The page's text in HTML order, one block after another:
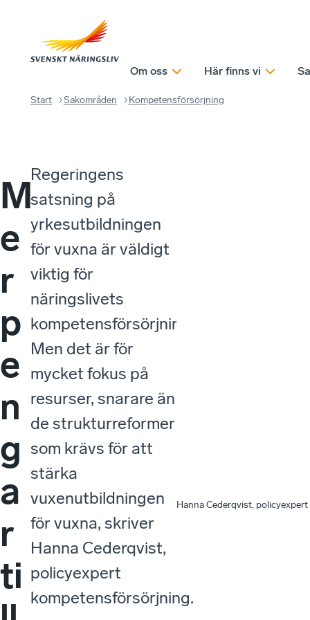
Om oss Här finns vi
Start Sakområden Kompetensförsörjning
M
e
r
p
e
n
g
a
r
ti
Regeringens
satsning på
yrkesutbildningen
för vuxna är väldigt
viktig för
näringslivets
kompetensförsörjning.
Men det är för
mycket fokus på
resurser, snarare än
de strukturreformer
som krävs för att
stärka
vuxenutbildningen
för vuxna, skriver
Hanna Cederqvist,
policyexpert
kompetensförsörjning.
Hanna Cederqvist,